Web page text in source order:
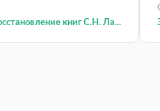
книг С.Н. Ла...